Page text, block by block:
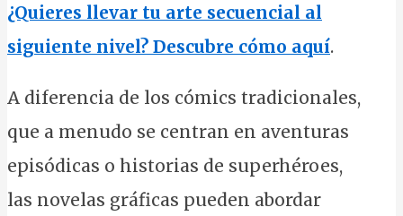
¿Quieres llevar tu arte secuencial al
siguiente nivel? Descubre cómo aquí.
A diferencia de los cómics tradicionales,
que a menudo se centran en aventuras
episódicas o historias de superhéroes,
las novelas gráficas pueden abordar